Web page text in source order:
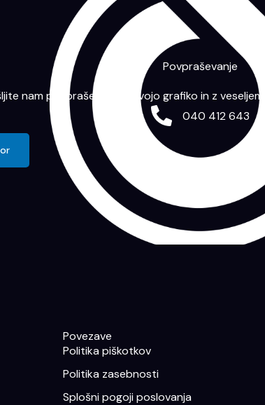
Povpraševanje
nam povpraševanje s svojo grafiko in z
040 412 643
Povezave
Politika piškotkov
Politika zasebnosti
Splošni pogoji poslovanja